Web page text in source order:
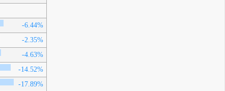
-6.44%
-2.35%
-4.63%
-14.52%
-17.89%